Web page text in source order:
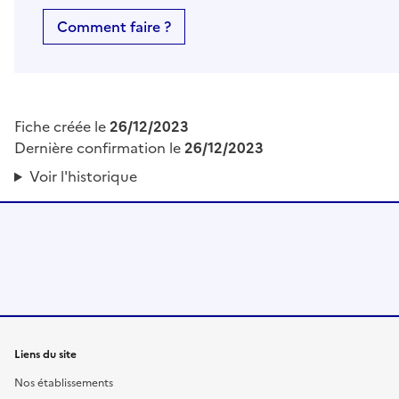
Comment faire ?
Fiche créée le26/12/2023
Dernière confirmation le26/12/2023
Voir l'historique
Liens du site
Nos établissements